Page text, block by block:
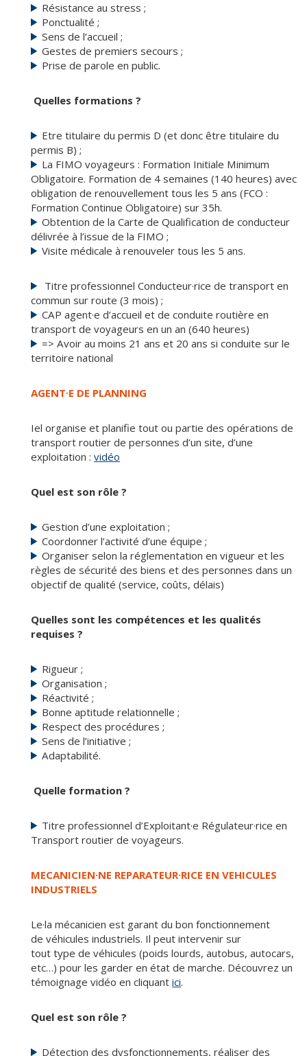
Résistance au stress ;
Ponctualité ;
Sens de l’accueil ;
Gestes de premiers secours ;
Prise de parole en public.
Quelles formations ?
Etre titulaire du permis D (et donc être titulaire du
permis B) ;
La FIMO voyageurs : Formation Initiale Minimum
Obligatoire. Formation de 4 semaines (140 heures) avec
obligation de renouvellement tous les 5 ans (FCO :
Formation Continue Obligatoire) sur 35h.
Obtention de la Carte de Qualification de conducteur
délivrée à l’issue de la FIMO ;
Visite médicale à renouveler tous les 5 ans.
Titre professionnel Conducteur·rice de transport en
commun sur route (3 mois) ;
CAP agent·e d’accueil et de conduite routière en
transport de voyageurs en un an (640 heures)
=> Avoir au moins 21 ans et 20 ans si conduite sur le
territoire national
AGENT·E DE PLANNING
Iel organise et planifie tout ou partie des opérations de
transport routier de personnes d’un site, d’une
exploitation : vidéo
Quel est son rôle ?
Gestion d’une exploitation ;
Coordonner l’activité d’une équipe ;
Organiser selon la réglementation en vigueur et les
règles de sécurité des biens et des personnes dans un
objectif de qualité (service, coûts, délais)
Quelles sont les compétences et les qualités
requises ?
Rigueur ;
Organisation ;
Réactivité ;
Bonne aptitude relationnelle ;
Respect des procédures ;
Sens de l’initiative ;
Adaptabilité.
Quelle formation ?
Titre professionnel d’Exploitant·e Régulateur·rice en
Transport routier de voyageurs.
MECANICIEN·NE REPARATEUR·RICE EN VEHICULES
INDUSTRIELS
Le·la mécanicien est garant du bon fonctionnement
de véhicules industriels. Il peut intervenir sur
tout type de véhicules (poids lourds, autobus, autocars,
etc…) pour les garder en état de marche. Découvrez un
témoignage vidéo en cliquant ici.
Quel est son rôle ?
Détection des dysfonctionnements, réaliser des